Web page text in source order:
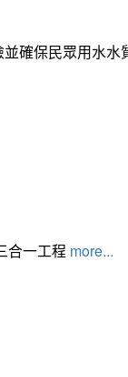
確保民眾用水
合一工程 more...